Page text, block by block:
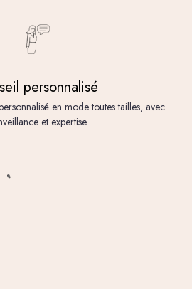
personnalisé
en mode toutes tailles, avec
et expertise